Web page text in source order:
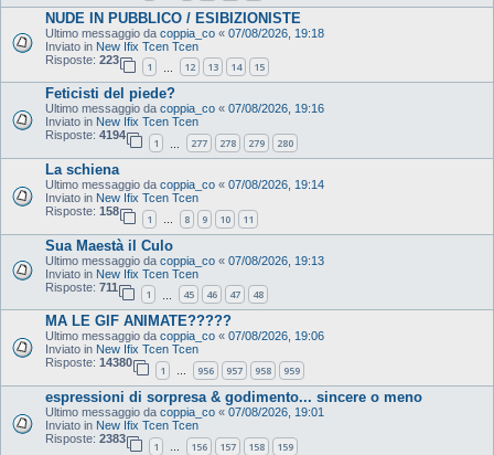
NUDE IN PUBBLICO / ESIBIZIONISTE
Ultimo messaggio da coppia_co « 07/08/2026, 19:18
Inviato in New Ifix Tcen Tcen
Risposte: 223
1 12 13 14 15
Feticisti del piede?
Ultimo messaggio da coppia_co « 07/08/2026, 19:16
Inviato in New Ifix Tcen Tcen
Risposte: 4194
1 277 278 279 280
La schiena
Ultimo messaggio da coppia_co « 07/08/2026, 19:14
Inviato in New Ifix Tcen Tcen
Risposte: 158
1 … 8 9 10 11
Sua Maestà il Culo
Ultimo messaggio da coppia_co « 07/08/2026, 19:13
Inviato in New Ifix Tcen Tcen
Risposte: 711
1 45 46 47 48
MA LE GIF ANIMATE?????
Ultimo messaggio da coppia_co « 07/08/2026, 19:06
Inviato in New Ifix Tcen Tcen
Risposte: 14380
1 … 956 957 958 959
espressioni di sorpresa & godimento... sincere o meno
Ultimo messaggio da coppia_co « 07/08/2026, 19:01
Inviato in New Ifix Tcen Tcen
Risposte: 2383
1 … 156 157 158 159